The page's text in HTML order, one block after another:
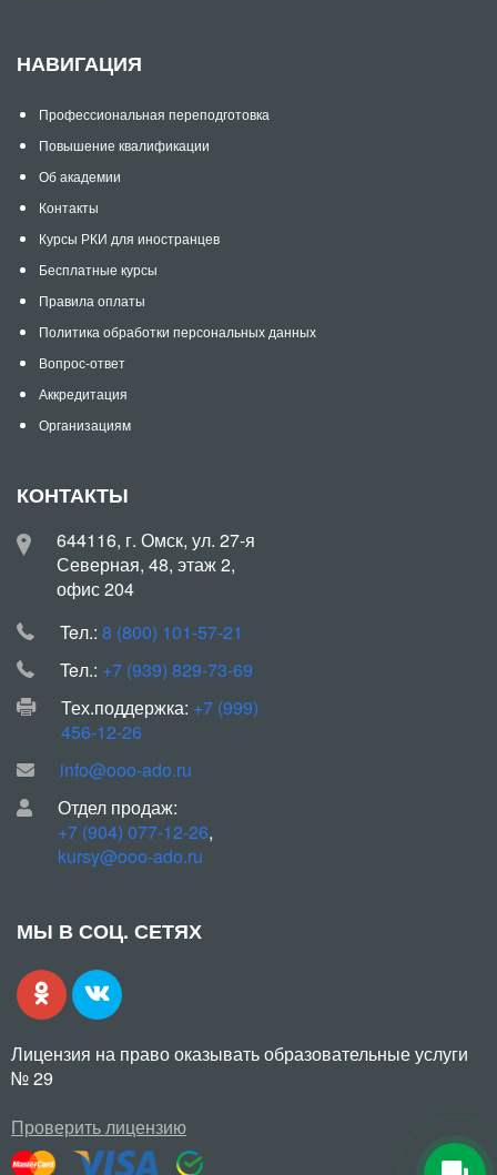
НАВИГАЦИЯ
Профессиональная переподготовка
Повышение квалификации
Об академии
Контакты
Курсы РКИ для иностранцев
Бесплатные курсы
Правила оплаты
Политика обработки персональных данных
Вопрос-ответ
Аккредитация
Организациям
КОНТАКТЫ
644116, г. Омск, ул. 27-я
Северная, 48, этаж 2,
офис 204
Teл.: 8 (800) 101-57-21
Teл.: +7 (939) 829-73-69
Тех.поддержка: +7 (999)
456-12-26
info@ooo-ado.ru
Отдел продаж:
+7 (904) 077-12-26,
kursy@ooo-ado.ru
МЫ В СОЦ. СЕТЯХ
Лицензия на право оказывать образовательные услуги
№ 29
Проверить лицензию